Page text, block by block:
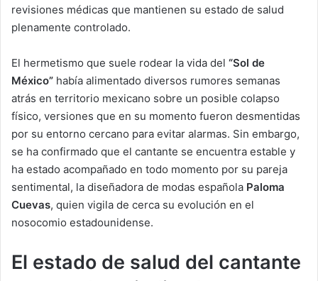
revisiones médicas que mantienen su estado de salud
plenamente controlado.
El hermetismo que suele rodear la vida del “Sol de
México” había alimentado diversos rumores semanas
atrás en territorio mexicano sobre un posible colapso
físico, versiones que en su momento fueron desmentidas
por su entorno cercano para evitar alarmas. Sin embargo,
se ha confirmado que el cantante se encuentra estable y
ha estado acompañado en todo momento por su pareja
sentimental, la diseñadora de modas española Paloma
Cuevas, quien vigila de cerca su evolución en el
nosocomio estadounidense.
El estado de salud del cantante